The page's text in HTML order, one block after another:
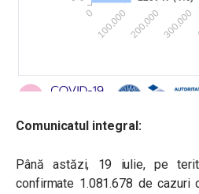
Comunicatul integral:
Până astăzi, 19 iulie, pe
confirmate 1.081.678 de cazuri